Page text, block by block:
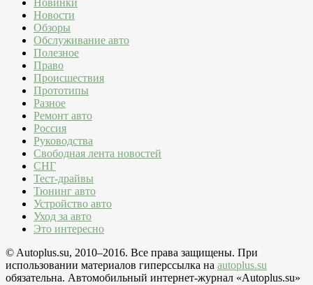
Новости
Обзоры
Обслуживание авто
Полезное
Право
Происшествия
Прототипы
Разное
Ремонт авто
Россия
Руководства
Свободная лента новостей
СНГ
Тест-драйвы
Тюнинг авто
Устройство авто
Уход за авто
Это интересно
© Autoplus.su, 2010–2016. Все права защищены. При
использовании материалов гиперссылка на autoplus.su
обязательна. Автомобильный интернет-журнал «Autoplus.su»